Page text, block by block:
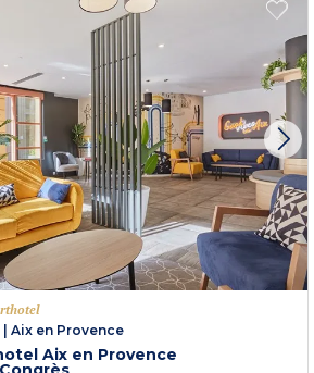
Aix en Provence
Aix en Provence